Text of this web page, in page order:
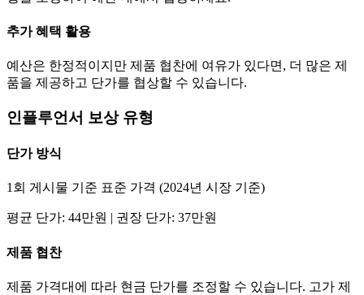
추가 혜택 활용
예산은 한정적이지만 제품 협찬에 여유가 있다면, 더 많은 제
품을 제공하고 단가를 협상할 수 있습니다.
인플루언서 보상 유형
단가방식
1회 게시물 기준 표준 가격 (2024년 시장 기준)
평균 단가: 44만원 | 권장 단가: 37만원
제품 협찬
제품 가격대에 따라 현금 단가를 조정할 수 있습니다. 고가 제